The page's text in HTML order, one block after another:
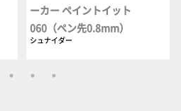
ーカー ペイントイット
060（ペン先0.8mm）
シュナイダー